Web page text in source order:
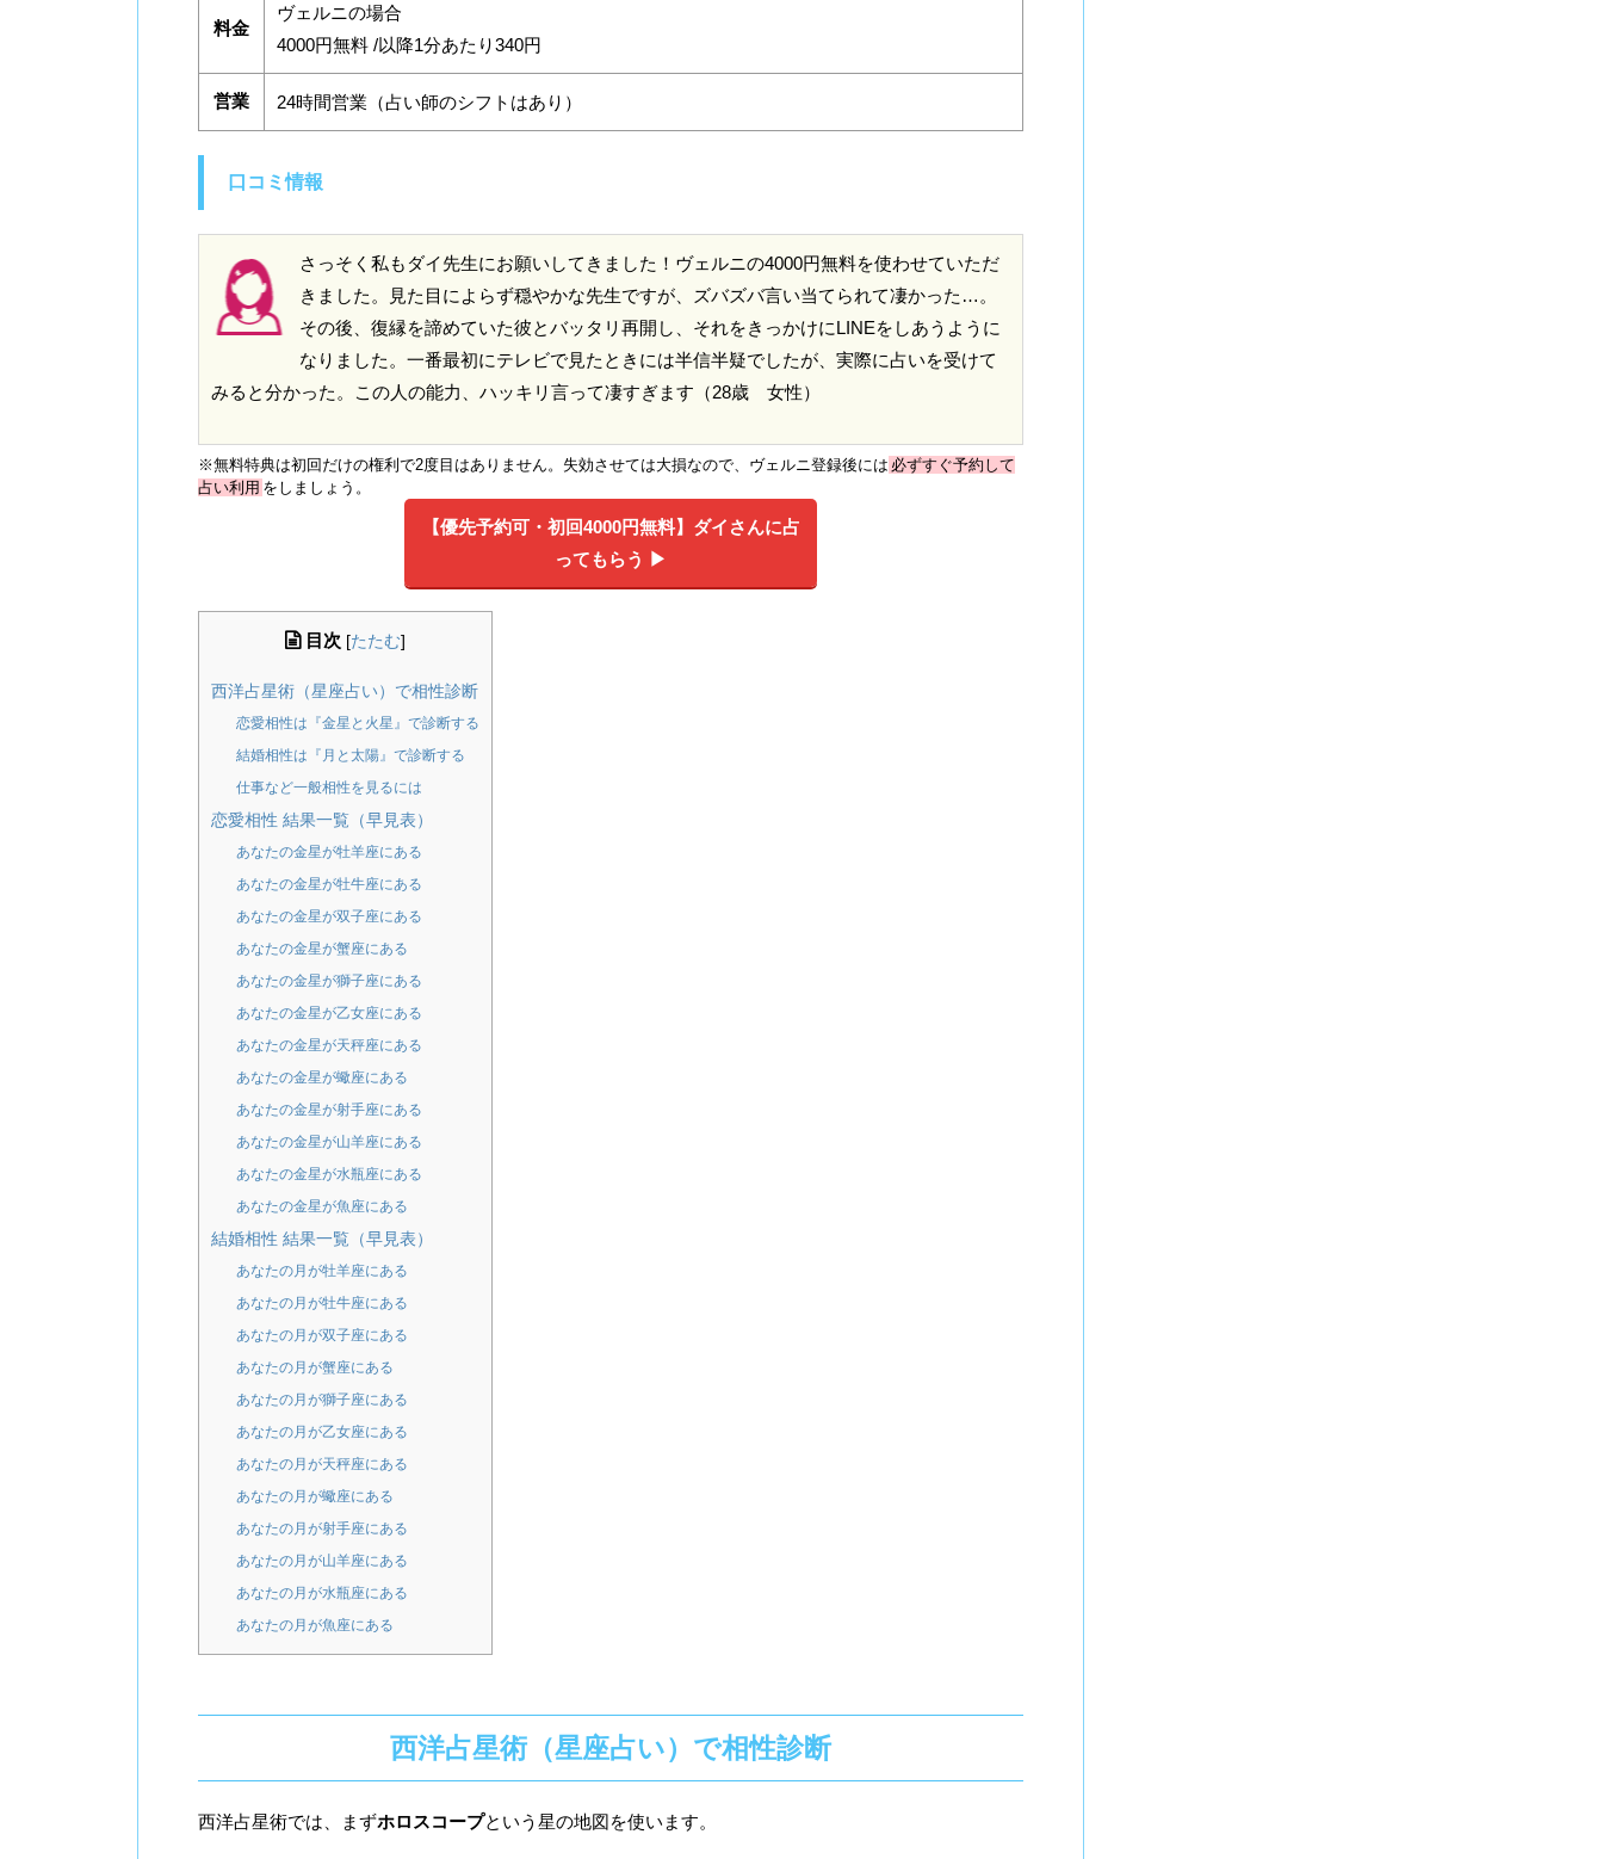
料金
ヴェルニの場合
4000円無料 /以降1分あたり340円
営業 24時間営業（占い師のシフトはあり）
口コミ情報
さっそく私もダイ先生にお願いしてきました！ヴェルニの4000円無料を使わせていただ
きました。見た目によらず穏やかな先生ですが、ズバズバ言い当てられて凄かった…。
その後、復縁を諦めていた彼とバッタリ再開し、それをきっかけにLINEをしあうように
なりました。一番最初にテレビで見たときには半信半疑でしたが、実際に占いを受けて
みると分かった。この人の能力、ハッキリ言って凄すぎます（28歳 女性）
※無料特典は初回だけの権利で2度目はありません。失効させては大損なので、ヴェルニ登録後には 必ずすぐ予約して
占い利用 をしましょう。
【優先予約可・初回4000円無料】 ダイさんに占
ってもらう ▶︎
目次 [たたむ]
西洋占星術（星座占い）で相性診断
恋愛相性は『金星と火星』で診断する
結婚相性は『月と太陽』で診断する
仕事など一般相性を見るには
恋愛相性 結果一覧（早見表）
あなたの金星が牡羊座にある
あなたの金星が牡牛座にある
あなたの金星が双子座にある
あなたの金星が蟹座にある
あなたの金星が獅子座にある
あなたの金星が乙女座にある
あなたの金星が天秤座にある
あなたの金星が蠍座にある
あなたの金星が射手座にある
あなたの金星が山羊座にある
あなたの金星が水瓶座にある
あなたの金星が魚座にある
結婚相性 結果一覧（早見表）
あなたの月が牡羊座にある
あなたの月が牡牛座にある
あなたの月が双子座にある
あなたの月が蟹座にある
あなたの月が獅子座にある
あなたの月が乙女座にある
あなたの月が天秤座にある
あなたの月が蠍座にある
あなたの月が射手座にある
あなたの月が山羊座にある
あなたの月が水瓶座にある
あなたの月が魚座にある
西洋占星術（星座占い）で相性診断
西洋占星術では、まずホロスコープという星の地図を使います。